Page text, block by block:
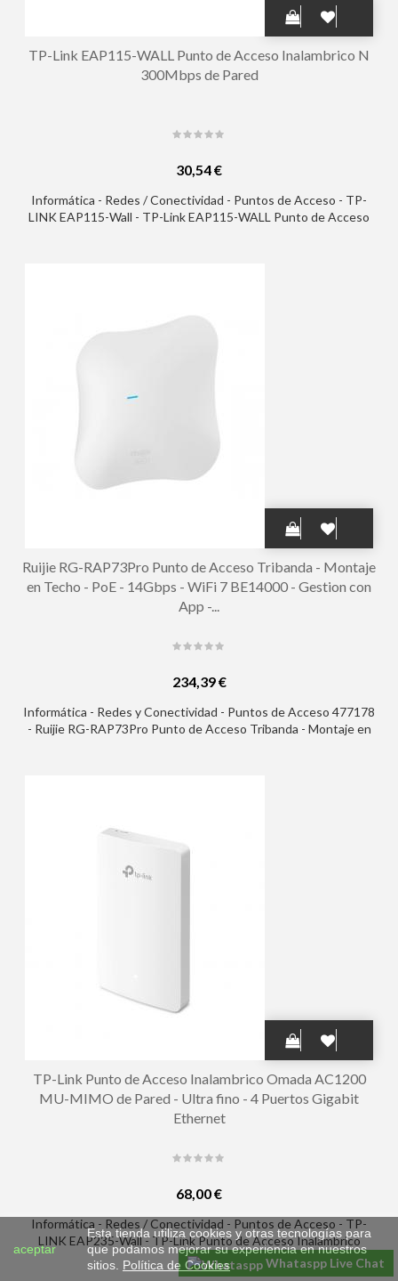
TP-Link EAP115-WALL Punto de Acceso Inalambrico N
300Mbps de Pared
30,54 €
Informática - Redes / Conectividad - Puntos de Acceso - TP-
LINK EAP115-Wall - TP-Link EAP115-WALL Punto de Acceso
Ruijie RG-RAP73Pro Punto de Acceso Tribanda - Montaje
en Techo - PoE - 14Gbps - WiFi 7 BE14000 - Gestion con
App -...
234,39 €
Informática - Redes y Conectividad - Puntos de Acceso 477178
- Ruijie RG-RAP73Pro Punto de Acceso Tribanda - Montaje en
TP-Link Punto de Acceso Inalambrico Omada AC1200
MU-MIMO de Pared - Ultra fino - 4 Puertos Gigabit
Ethernet
68,00 €
Informática - Redes / Conectividad - Puntos de Acceso - TP-
LINK EAP235-Wall - TP-Link Punto de Acceso Inalambrico
Omada AC1200 MU-MIMO de Pared - Ultra fino - 4 Puertos
Gigabit Ethernet
aceptar
Esta tienda utiliza cookies y otras tecnologías para
que podamos mejorar su experiencia en nuestros
sitios. Política de Cookies Whataspp Live Chat